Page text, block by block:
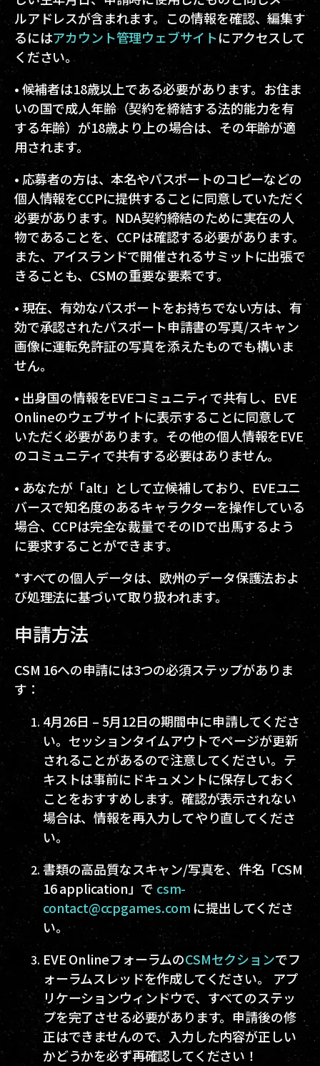
ルアドレスが含まれます。この情報を確認、編集す
るにはアカウント管理ウェブサイトにアクセスして
ください。
• 候補者は18歳以上である必要があります。お住ま
いの国で成人年齢（契約を締結する法的能力を有
する年齢）が18歳より上の場合は、その年齢が適
用されます。
• 応募者の方は、本名やパスポートのコピーなどの
個人情報をCCPに提供することに同意していただく
必要があります。NDA契約締結のために実在の人
物であることを、CCPは確認する必要があります。
また、アイスランドで開催されるサミットに出張で
きることも、CSMの重要な要素です。
• 現在、有効なパスポートをお持ちでない方は、有
効で承認されたパスポート申請書の写真/スキャン
画像に運転免許証の写真を添えたものでも構いま
せん。
• 出身国の情報をEVEコミュニティで共有し、EVE
Onlineのウェブサイトに表示することに同意して
いただく必要があります。その他の個人情報をEVE
のコミュニティで共有する必要はありません。
• あなたが「alt」として立候補しており、EVEユニ
バースで知名度のあるキャラクターを操作している
場合、CCPは完全な裁量でそのIDで出馬するよう
に要求することができます。
*すべての個人データは、欧州のデータ保護法およ
び処理法に基づいて取り扱われます。
申請方法
CSM 16への申請には3つの必須ステップがありま
す：
4月26日 – 5月12日の期間中に申請してくださ
い。セッションタイムアウトでページが更新
されることがあるので注意してください。テ
キストは事前にドキュメントに保存しておく
ことをおすすめします。確認が表示されない
場合は、情報を再入力してやり直してくださ
い。
書類の高品質なスキャン/写真を、件名「CSM
16 application」でcsm-
contact@ccpgames.com に提出してくださ
い。
EVE OnlineフォーラムのCSMセクションでフ
ォーラムスレッドを作成してください。 アプ
リケーションウィンドウで、すべてのステッ
プを完了させる必要があります。申請後の修
正はできませんので、入力した内容が正しい
かどうかを必ず再確認してください！